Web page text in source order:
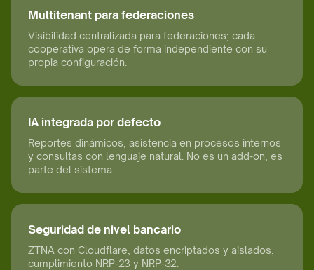
Multitenant para federaciones
Visibilidad centralizada para federaciones; cada
cooperativa opera de forma independiente con su
propia configuración.
IA integrada por defecto
Reportes dinámicos, asistencia en procesos internos
y consultas con lenguaje natural. No es un add-on, es
parte del sistema.
Seguridad de nivel bancario
ZTNA con Cloudflare, datos encriptados y aislados,
cumplimiento NRP-23 y NRP-32.